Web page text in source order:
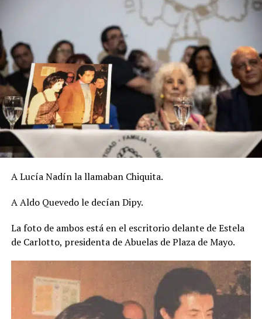
A Lucía Nadín la llamaban Chiquita.
A Aldo Quevedo le decían Dipy.
La foto de ambos está en el escritorio delante de Estela
de Carlotto, presidenta de Abuelas de Plaza de Mayo.